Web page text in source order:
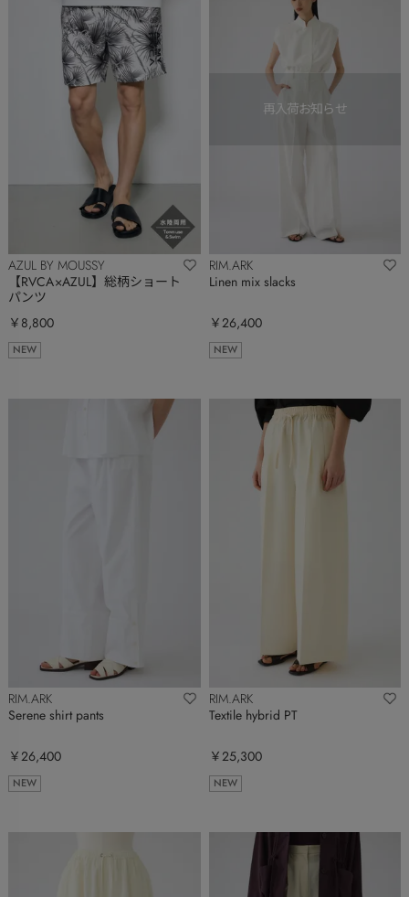
AZUL BY MOUSSY
【RVCA×AZUL】総柄ショート
パンツ
￥8,800
NEW
RIM.ARK
Linen mix slacks
￥26,400
NEW
RIM.ARK
Serene shirt pants
￥26,400
NEW
RIM.ARK
Textile hybrid PT
￥25,300
NEW